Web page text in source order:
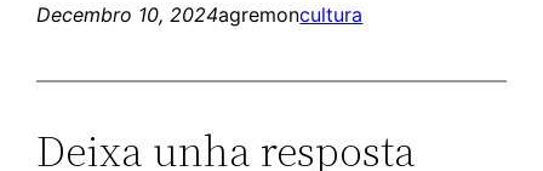
Decembro 10, 2024agremoncultura
Deixa unha resposta